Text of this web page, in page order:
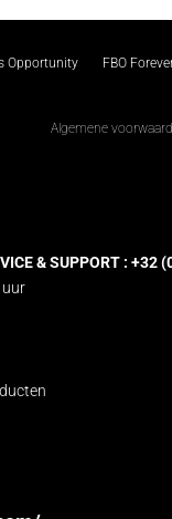
Opportunity FBO
Algemene
& SUPPORT : +32